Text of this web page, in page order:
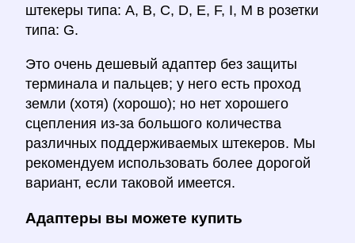
штекеры типа: A, B, C, D, E, F, I, M в розетки
типа: G.
Это очень дешевый адаптер без защиты
терминала и пальцев; у него есть проход
земли (хотя) (хорошо); но нет хорошего
сцепления из-за большого количества
различных поддерживаемых штекеров. Мы
рекомендуем использовать более дорогой
вариант, если таковой имеется.
Адаптеры вы можете купить